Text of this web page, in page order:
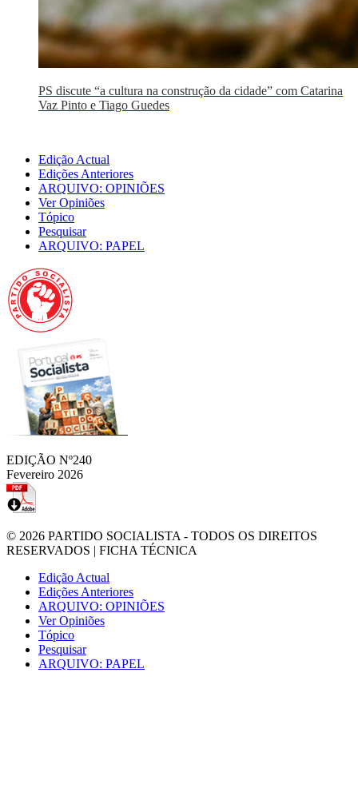
PS discute “a cultura na construção da cidade” com Catarina
Vaz Pinto e Tiago Guedes
Edição Actual
Edições Anteriores
ARQUIVO: OPINIÕES
Ver Opiniões
Tópico
Pesquisar
ARQUIVO: PAPEL
EDIÇÃO Nº240
Fevereiro 2026
© 2026 PARTIDO SOCIALISTA - TODOS OS DIREITOS
RESERVADOS | FICHA TÉCNICA
Edição Actual
Edições Anteriores
ARQUIVO: OPINIÕES
Ver Opiniões
Tópico
Pesquisar
ARQUIVO: PAPEL